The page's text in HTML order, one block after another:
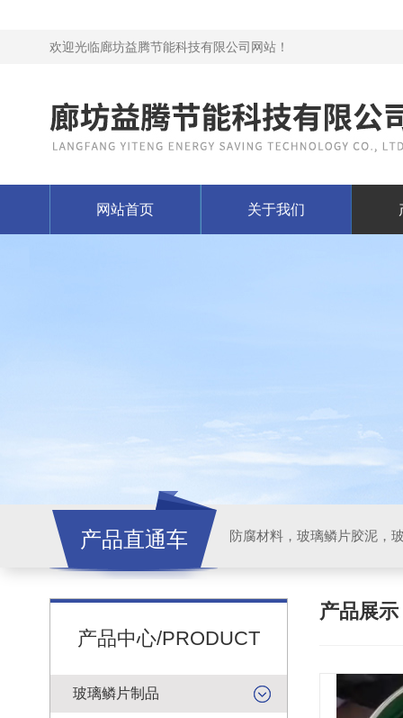
欢迎光临廊坊益腾节能科技有限公司网站！
网站首页 关于我们
产品直通车
产品中心/PRODUCT
玻璃鳞片制品
产品展示